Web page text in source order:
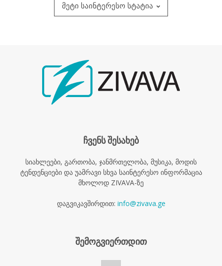
მეტი საინტერესო სტატია
ჩვენს შესახებ
სიახლეები, გართობა, ჯანმრთელობა, მუსიკა, მოდის
ტენდენციები და უამრავი სხვა საინტერესო ინფორმაცია
მხოლოდ ZIVAVA-ზე
დაგვიკავშირდით: info@zivava.ge
შემოგვიერთდით